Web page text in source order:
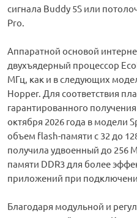
сигнала Buddy 5S или
Pro.
Аппаратной основой
двухъядерный процессор
МГц, как и в следующих
Hopper. Для соответствия
гарантированного
октября 2026 года в модели
объем flash-памяти c 32 до
получила удвоенный до 256
памяти DDR3 для более
приложений при
Благодаря модульной и